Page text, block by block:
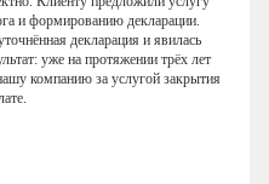
и формированию декларации.
декларация и явилась
уже на протяжении трёх лет
компанию за услугой закрытия